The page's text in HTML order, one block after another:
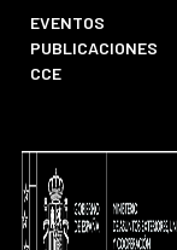
EVENTOS
PUBLICACIONES
CCE